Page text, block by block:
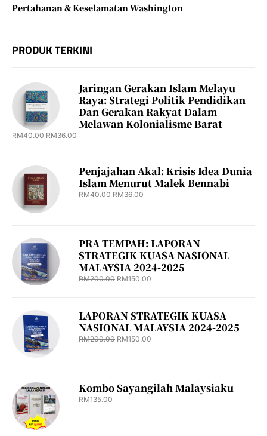
Pertahanan & Keselamatan Washington
PRODUK TERKINI
Jaringan Gerakan Islam Melayu
Raya: Strategi Politik Pendidikan
Dan Gerakan Rakyat Dalam
Melawan Kolonialisme Barat
RM40.00 RM36.00
Penjajahan Akal: Krisis Idea Dunia
Islam Menurut Malek Bennabi
RM40.00 RM36.00
PRA TEMPAH: LAPORAN
STRATEGIK KUASA NASIONAL
MALAYSIA 2024-2025
RM200.00 RM150.00
LAPORAN STRATEGIK KUASA
NASIONAL MALAYSIA 2024-2025
RM200.00 RM150.00
Kombo Sayangilah Malaysiaku
RM135.00